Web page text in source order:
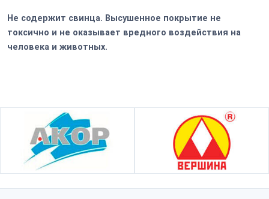
Не содержит свинца. Высушенное покрытие не
токсично и не оказывает вредного воздействия на
человека и животных.